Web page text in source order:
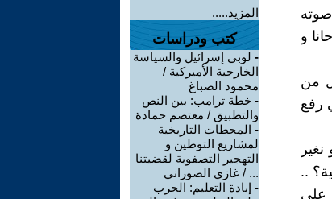
و
من
رفع
..
على
المزيد.....
كتب ودراسات
- لوبي إسرائيل والسياسة
الخارجية الأميركية /
محمود الصباغ
- خطة ترامب: بين النص
والتطبيق / معتصم حمادة
- المحطات التاريخية
لمشاريع التوطين و
التهجير التصفوية لقضيتنا
... / غازي الصوراني
- إبادة التعليم: الحرب